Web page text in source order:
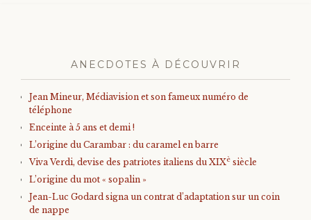
ANECDOTES À DÉCOUVRIR
Jean Mineur, Médiavision et son fameux numéro de
téléphone
Enceinte à 5 ans et demi !
L’origine du Carambar : du caramel en barre
Viva Verdi, devise des patriotes italiens du XIXè siècle
L’origine du mot « sopalin »
Jean-Luc Godard signa un contrat d’adaptation sur un coin
de nappe